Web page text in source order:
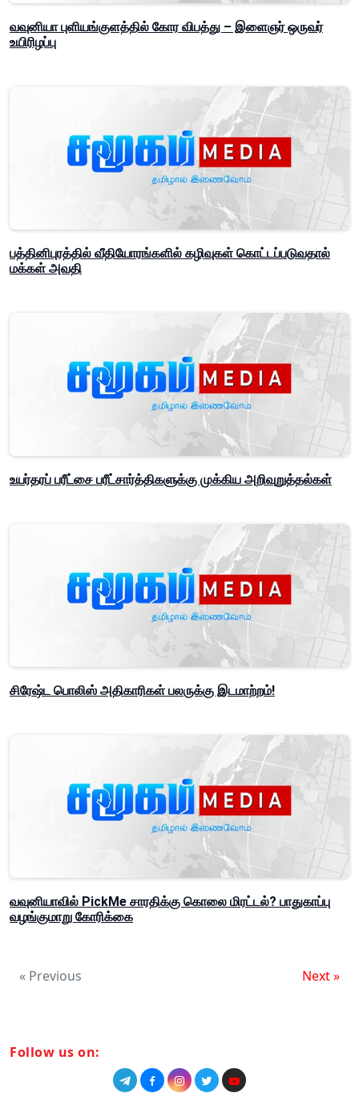
வவுனியா புளியங்குளத்தில் கோர விபத்து – இளைஞர் ஒருவர்
உயிரிழப்பு
பத்தினிபுரத்தில் வீதியோரங்களில் கழிவுகள் கொட்டப்படுவதால்
மக்கள் அவதி
உயர்தரப் பரீட்சை பரீட்சார்த்திகளுக்கு முக்கிய அறிவுறுத்தல்கள்
சிரேஷ்ட பொலிஸ் அதிகாரிகள் பலருக்கு இடமாற்றம்!
வவுனியாவில் PickMe சாரதிக்கு கொலை மிரட்டல்? பாதுகாப்பு
வழங்குமாறு கோரிக்கை
« Previous Next »
Follow us on: